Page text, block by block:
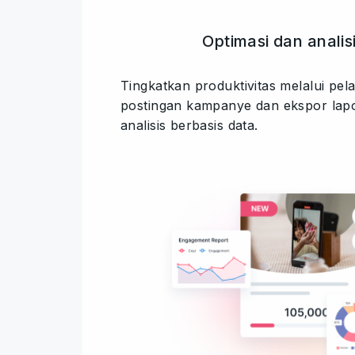
Optimasi dan
Tingkatkan produktivitas melalui
postingan kampanye dan ekspor
analisis berbasis data.